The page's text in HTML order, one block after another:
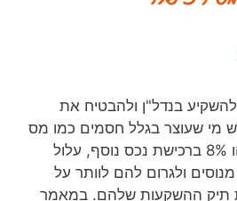
בנדל"ן ולהבטיח את
מי שעוצר בגלל חסמים כמו מס
הרכישה. המס, שגובהו 8% ברכישת נכס נוסף, עלול
ולגרום להם לוותר על
תיק ההשקעות שלהם. במאמר